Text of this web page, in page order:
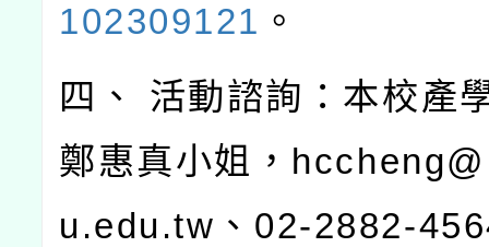
102309121 。
四、 活動諮詢：本校產
鄭惠真小姐，
u.edu.tw、02-2882-